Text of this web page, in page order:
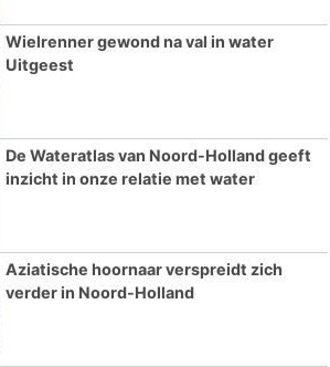
Wielrenner gewond na val in water
Uitgeest
De Wateratlas van Noord-Holland geeft
inzicht in onze relatie met water
Aziatische hoornaar verspreidt zich
verder in Noord-Holland